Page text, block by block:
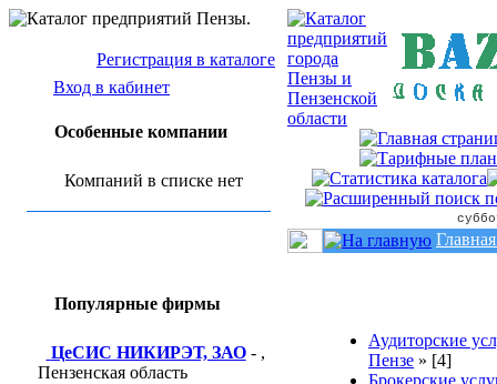
Регистрация в каталоге
Вход в кабинет
Особенные компании
Компаний в списке нет
Популярные фирмы
ЦеСИС НИКИРЭТ, ЗАО- ,
Пензенская область
Главная
Аудиторские
Пензе » [4]
Брокерские